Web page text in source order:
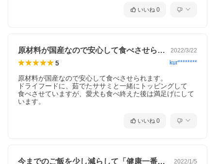
いいね 0
原材料が国産なので安心して食べさせられ… 2022/3/22
5 kur********
原材料が国産なので安心して食べさせられます。
ドライフードに、茹でたササミと一緒にトッピングして
食べさせていますが、愛犬も食べ終えた後は満足げにして
います。
いいね 0
今までのご飯を少し減らして「健康一番」… 2022/1/5